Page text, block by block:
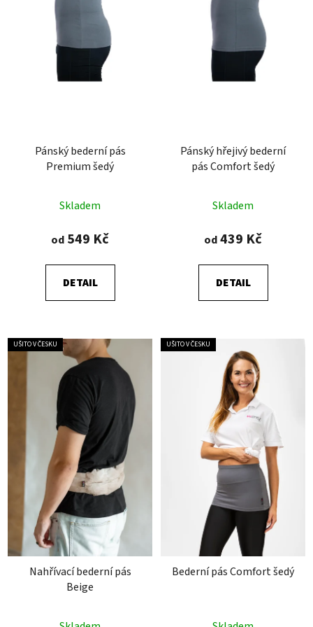
Pánský bederní pás
Premium šedý
Skladem
od 549 Kč
DETAIL
Pánský hřejivý bederní
pás Comfort šedý
hodnocení
produktu
4,8
z
Skladem
od439 Kč
DETAIL
UŠITO V ČESKU
Nahřívací bederní pás
Beige
UŠITO V ČESKU
Bederní pás Comfort šedý